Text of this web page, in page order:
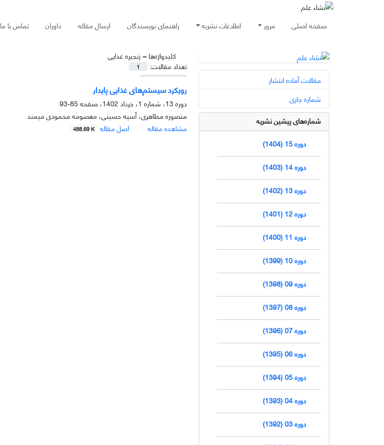
صفحه اصلی مرور اطلاعات نشریه راهنمای نویسندگان ارسال مقاله داوران تماس با ما
کلیدواژه‌ها =زنجیره غذایی
تعداد مقالات:
1
رویکرد سیستم‌های غذایی پایدار
دوره 13، شماره 1، خرداد 1402، صفحه
85-93
منصوره مظاهری، آسیه حسینی، معصومه محمودی میمند
مشاهده مقاله
اصل مقاله 488.69 K
مقالات آماده انتشار
شماره جاری
شماره‌های پیشین نشریه
دوره 15 (1404)
دوره 14 (1403)
دوره 13 (1402)
دوره 12 (1401)
دوره 11 (1400)
دوره 10 (1399)
دوره 09 (1398)
دوره 08 (1397)
دوره 07 (1396)
دوره 06 (1395)
دوره 05 (1394)
دوره 04 (1393)
دوره 03 (1392)